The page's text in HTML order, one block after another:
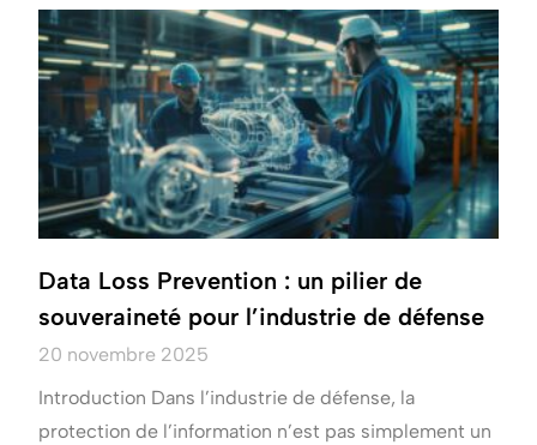
Data Loss Prevention : un pilier de
souveraineté pour l’industrie de défense
20 novembre 2025
Introduction Dans l’industrie de défense, la
protection de l’information n’est pas simplement un